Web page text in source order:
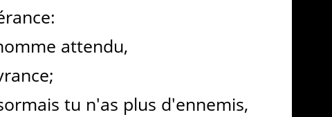
attendu,
tu n'as plus d'ennemis,